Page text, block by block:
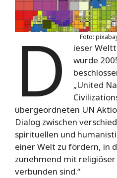
Foto:
D
ieser
wurde
„United
übergeordneten UN
Dialog zwischen
spirituellen und
einer Welt zu fördern, in
zunehmend mit
verbunden sind.“